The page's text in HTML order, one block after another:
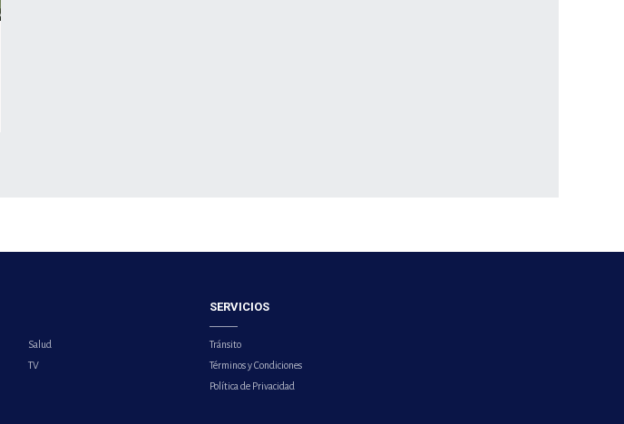
Salud
TV
SERVICIOS
Tránsito
Términos y Condiciones
Política de Privacidad